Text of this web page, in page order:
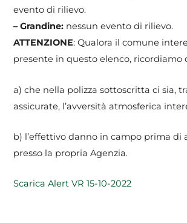
evento di rilievo.
– Grandine: nessun evento di rilievo.
ATTENZIONE: Qualora il comune
presente in questo elenco, ricordiamo
a) che nella polizza sottoscritta ci sia,
assicurate, l’avversità atmosferica
b) l’effettivo danno in campo prima di
presso la propria Agenzia.
Scarica Alert VR 15-10-2022